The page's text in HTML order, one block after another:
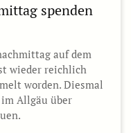
spenden
auf dem
wieder reichlich
worden. Diesmal
Allgäu über